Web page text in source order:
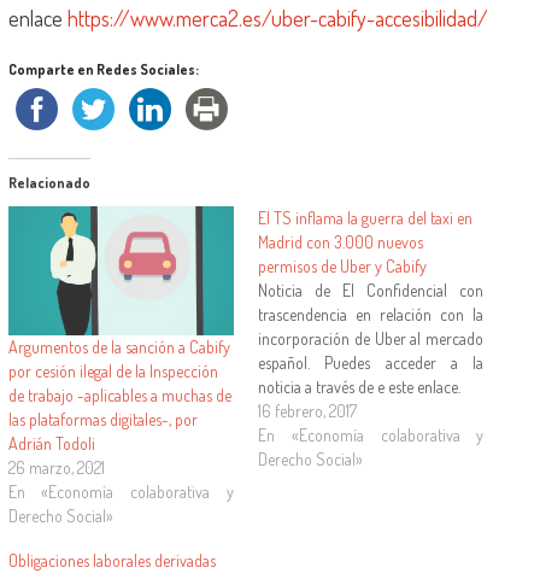
enlace https://www.merca2.es/uber-cabify-accesibilidad/
Comparte en Redes Sociales:
Relacionado
Argumentos de la sanción a Cabify
por cesión ilegal de la Inspección
de trabajo -aplicables a muchas de
las plataformas digitales-, por
Adrián Todoli
26 marzo, 2021
En «Economía colaborativa y
Derecho Social»
El TS inflama la guerra del taxi en
Madrid con 3.000 nuevos
permisos de Uber y Cabify
Noticia de El Confidencial con
trascendencia en relación con la
incorporación de Uber al mercado
español. Puedes acceder a la
noticia a través de e este enlace.
16 febrero, 2017
En «Economía colaborativa y
Derecho Social»
Obligaciones laborales derivadas